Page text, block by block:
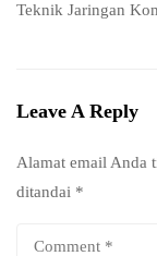
Teknik Jaringan
Leave A Reply
Alamat email Anda
ditandai *